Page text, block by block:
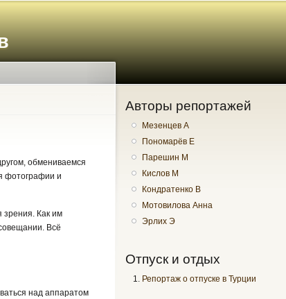
обмениваемся
фотографии и
Как им
Всё
над аппаратом
Авторы репортажей
Мезенцев А
Пономарёв Е
Парешин М
Кислов М
Кондратенко В
Мотовилова Анна
Эрлих Э
Отпуск и отдых
Репортаж о отпуске в Турции